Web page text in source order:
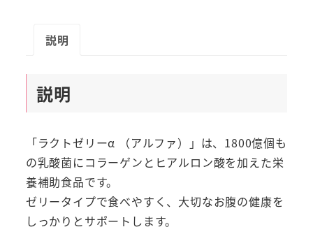
30
包
3
個
セ
説明
説明
「ラクトゼリーα （アルファ）」は、1800億個も
の乳酸菌にコラーゲンとヒアルロン酸を加えた栄
養補助食品です。
ゼリータイプで食べやすく、大切なお腹の健康を
しっかりとサポートします。